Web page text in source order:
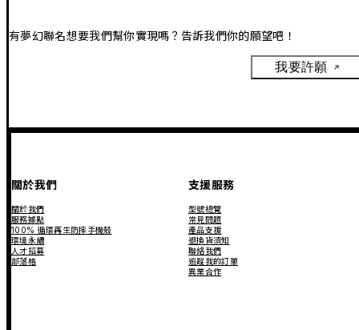
有夢幻聯名想要我們幫你實現嗎？告訴我們你的願望吧！
我要許願
關於我們
關於我們
服務據點
100% 循環再生防摔手機殼
環境永續
人才招募
部落格
支援服務
型號總覽
常見問題
產品支援
退換貨須知
聯絡我們
追蹤我的訂單
異業合作